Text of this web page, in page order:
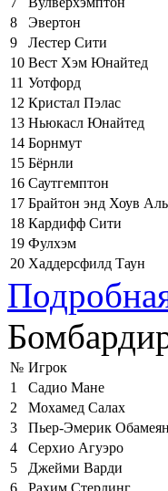
8
Эвертон
9
Лестер Сити
10 Вест Хэм Юнайтед
11 Уотфорд
12 Кристал Пэлас
13 Ньюкасл Юнайтед
14 Борнмут
15 Бёрнли
16 Саутгемптон
17 Брайтон энд Хоув
18 Кардифф Сити
19 Фулхэм
20 Хаддерсфилд Таун
№ Игрок
1
Садио Мане
2
Мохамед Салах
3
Пьер-Эмерик
4
Серхио Агуэро
5
Джейми Варди
6
Рахим Стерлинг